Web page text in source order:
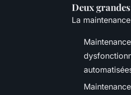
Deux
La